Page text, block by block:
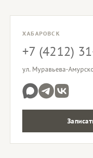
ХАБАРОВСК
+7 (4212)
ул. Муравьева-